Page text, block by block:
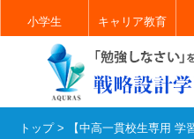
小学生 キャリア教育
トップ>
【中高一貫校生専用